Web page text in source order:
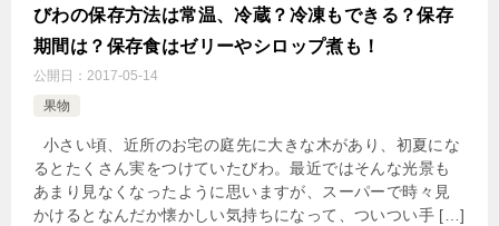
びわの保存方法は常温、冷蔵？冷凍もできる？保存
期間は？保存食はゼリーやシロップ煮も！
公開日： 2017-05-14
果物
小さい頃、近所のお宅の庭先に大きな木があり、初夏にな
るとたくさん実をつけていたびわ。最近ではそんな光景も
あまり見なくなったように思いますが、スーパーで時々見
かけるとなんだか懐かしい気持ちになって、ついつい手 […]